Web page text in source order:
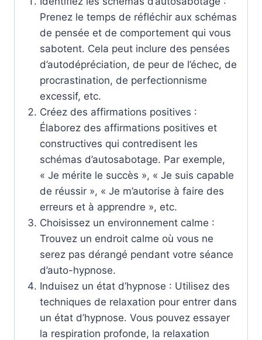
Prenez le temps de réfléchir aux schémas
de pensée et de comportement qui vous
sabotent. Cela peut inclure des pensées
d’autodépréciation, de peur de l’échec, de
procrastination, de perfectionnisme
excessif, etc.
Créez des affirmations positives :
Élaborez des affirmations positives et
constructives qui contredisent les
schémas d’autosabotage. Par exemple,
« Je mérite le succès », « Je suis capable
de réussir », « Je m’autorise à faire des
erreurs et à apprendre », etc.
Choisissez un environnement calme :
Trouvez un endroit calme où vous ne
serez pas dérangé pendant votre séance
d’auto-hypnose.
Induisez un état d’hypnose : Utilisez des
techniques de relaxation pour entrer dans
un état d’hypnose. Vous pouvez essayer
la respiration profonde, la relaxation